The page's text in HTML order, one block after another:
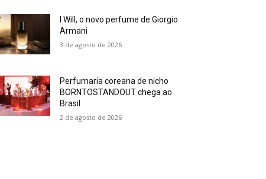
I Will, o novo perfume de Giorgio
Armani
3 de agosto de 2026
Perfumaria coreana de nicho
BORNTOSTANDOUT chega ao
Brasil
2 de agosto de 2026